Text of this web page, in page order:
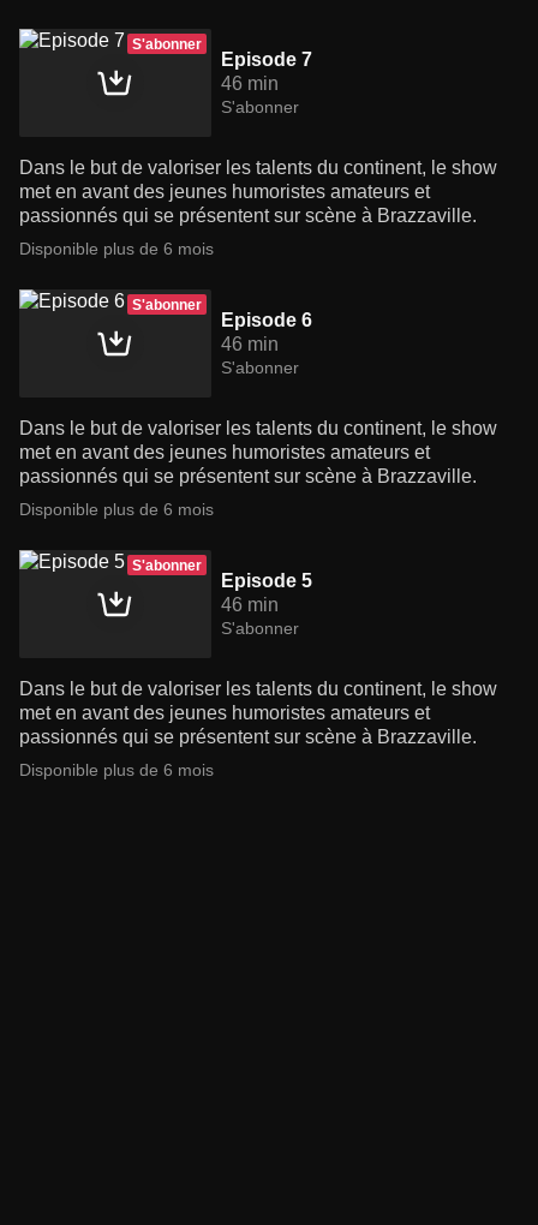
S'abonner
Episode 7
46 min
S'abonner
Dans le but de valoriser les talents du continent, le show
met en avant des jeunes humoristes amateurs et
passionnés qui se présentent sur scène à Brazzaville.
Disponible plus de 6 mois
S'abonner
Episode 6
46 min
S'abonner
Dans le but de valoriser les talents du continent, le show
met en avant des jeunes humoristes amateurs et
passionnés qui se présentent sur scène à Brazzaville.
Disponible plus de 6 mois
S'abonner
Episode 5
46 min
S'abonner
Dans le but de valoriser les talents du continent, le show
met en avant des jeunes humoristes amateurs et
passionnés qui se présentent sur scène à Brazzaville.
Disponible plus de 6 mois